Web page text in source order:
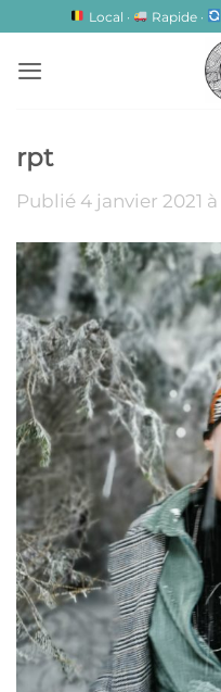
contenu
Local · Rapide ·
rpt
Publié 4 janvier 2021 à